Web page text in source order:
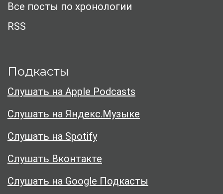
Все посты по хронологии
RSS
Подкасты
Слушать на Apple Podcasts
Слушать на Яндекс.Музыке
Слушать на Spotify
Слушать Вконтакте
Слушать на Google Подкасты